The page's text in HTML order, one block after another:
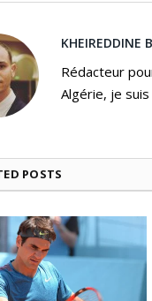
KHEIREDDINE
Rédacteur
Algérie, je
POSTS